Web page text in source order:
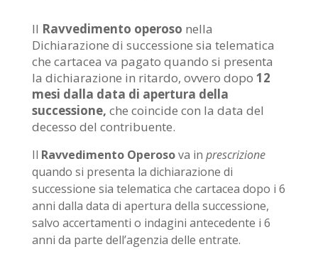
Il Ravvedimento operoso nella
Dichiarazione di successione sia telematica
che cartacea va pagato quando si presenta
la dichiarazione in ritardo, ovvero dopo 12
mesi dalla data di apertura della
successione, che coincide con la data del
decesso del contribuente.
Il Ravvedimento Operosova in prescrizione
quando si presenta la dichiarazione di
successione sia telematica che cartacea dopo i 6
anni dalla data di apertura della successione,
salvo accertamenti o indagini antecedente i 6
anni da parte dell’agenzia delle entrate.